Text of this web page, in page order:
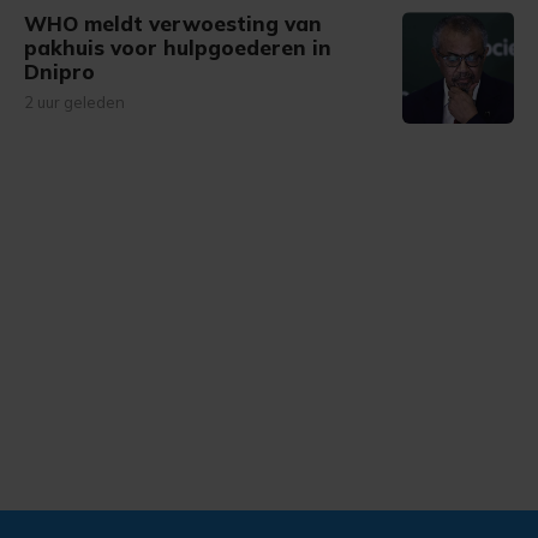
WHO meldt verwoesting van
pakhuis voor hulpgoederen in
Dnipro
2 uur geleden